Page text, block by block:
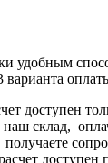
удобным
варианта
доступен
наш склад,
получаете
доступен